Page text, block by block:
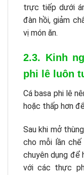
trực tiếp dưới
đàn hồi, giảm
vị món ăn.
2.3. Kinh
phi lê luôn
Cá basa phi lê
hoặc thấp hơn
Sau khi mở
cho mỗi lần
chuyên dụng để
với các thực